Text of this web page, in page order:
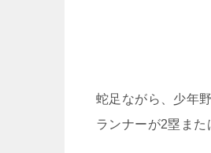
蛇足ながら、少年
ランナーが2塁また